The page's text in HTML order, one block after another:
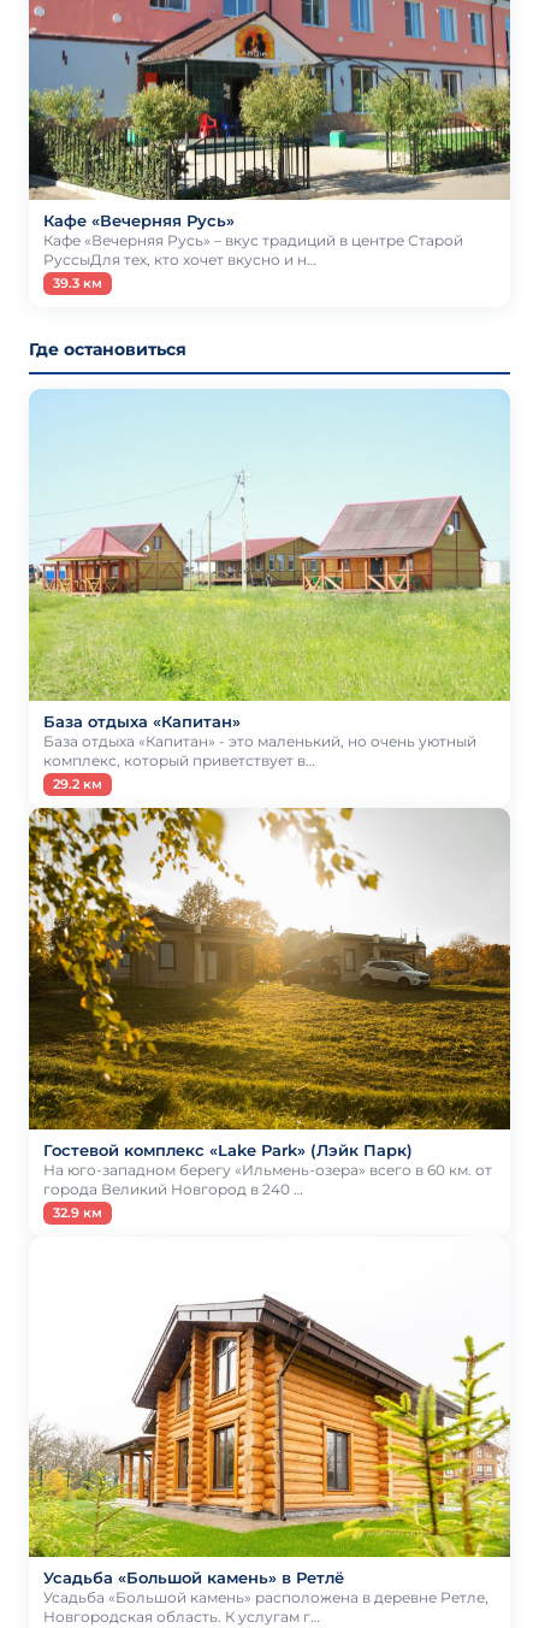
Кафе «Вечерняя Русь»
Кафе «Вечерняя Русь» – вкус традиций в центре Старой
РуссыДля тех, кто хочет вкусно и н…
39.3 км
Где остановиться
База отдыха «Капитан»
База отдыха «Капитан» - это маленький, но очень уютный
комплекс, который приветствует в…
29.2 км
Гостевой комплекс «Lake Park» (Лэйк Парк)
На юго-западном берегу «Ильмень-озера» всего в 60 км. от
города Великий Новгород в 240 …
32.9 км
Усадьба «Большой камень» в Ретлё
Усадьба «Большой камень» расположена в деревне Ретле,
Новгородская область. К услугам г…